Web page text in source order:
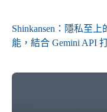
Shinkansen：隱私至
能，結合 Gemini API